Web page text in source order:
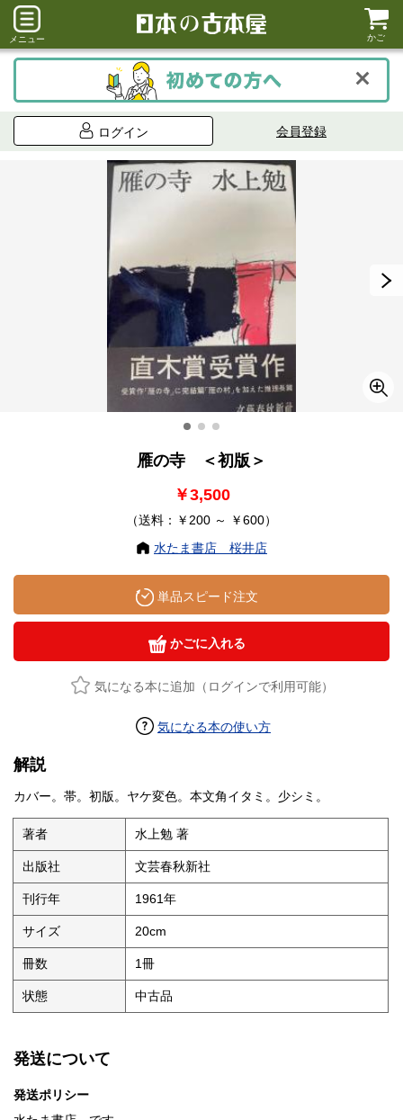
メニュー かご
ログイン 会員登録
雁の寺 ＜初版＞
￥3,500
（送料：￥200 ～ ￥600）
水たま書店 桜井店
単品スピード注文
かごに入れる
気になる本に追加（ログインで利用可能）
気になる本の使い方
解説
カバー。帯。初版。ヤケ変色。本文角イタミ。少シミ。
著者 水上勉 著
出版社 文芸春秋新社
刊行年 1961年
サイズ 20cm
冊数 1冊
状態 中古品
発送について
発送ポリシー